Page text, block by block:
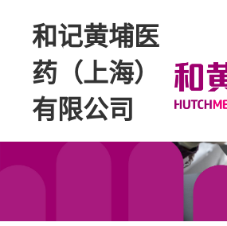
和记黄埔医
药（上海）
有限公司